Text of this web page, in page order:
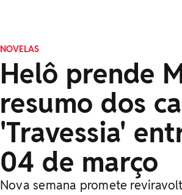
NOVELAS
Helô prende
resumo dos
'Travessia'
04 de março
Nova semana promete